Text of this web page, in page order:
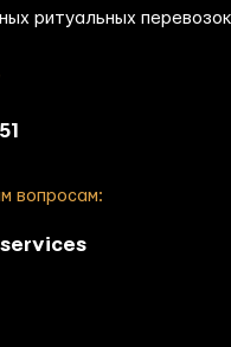
ритуальных перевозок
вопросам: